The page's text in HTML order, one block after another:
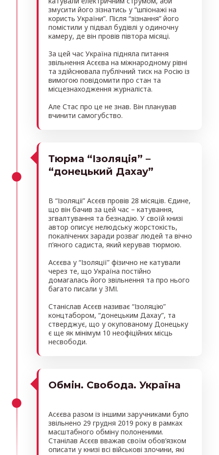
змусити його зізнатись у “шпіонажі на
користь України”. Після “зізнання” його
помістили у підвал будівлі у одиночну
камеру, де він провів півтора місяці.
За цей час Україна підняла питання
звільнення Асєєва на міжнародному рівні
та здійснювала публічний тиск на Росію із
вимогою повідомити про стан та
місцезнаходження журналіста.
Але Стас про це не знав. Він планував
вчинити самогубство.
Тюрма “Ізоляція” –
“донецький Дахау”
В “Ізоляціі” Асєєв провів 28 місяців. Єдине,
що він бачив за цей час – катування,
згвалтування та безнадію. У своїй книзі
автор описує нелюдську жорстокість,
покалічених заради розваг людей та вічно
п’яного садиста, який керував тюрмою.
Асєєва у “Ізоляції” фізично не катували
через те, що Україна постійно
домагалась його звільнення та про нього
багато писали у ЗМІ.
Станіслав Асєєв називає “Ізоляцію”
концтабором, “донецьким Дахау”, та
стверджує, що у окупованому Донецьку
є ще як мінімум 10 неофіційних місць
несвободи.
Обмін. Свобода. Україна
Асєєва разом із іншими заручниками було
звільнено 29 грудня 2019 року в рамках
масштабного обміну полоненими.
Станілав Асєєв вважав своїм обов’язком
описати у книзі всі військові злочини, які